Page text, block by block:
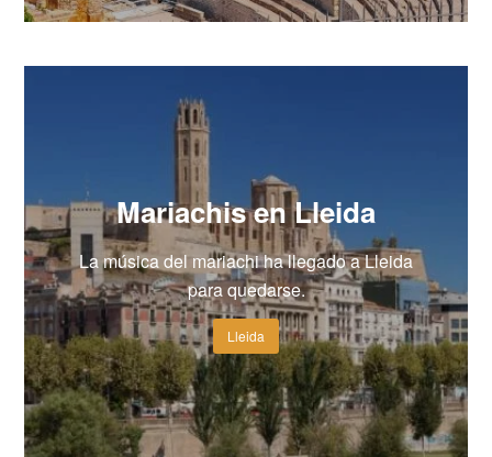
Mariachis en Lleida
La música del mariachi ha llegado a Lleida
para quedarse.
Lleida